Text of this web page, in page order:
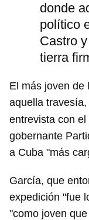
donde
político
Castro
tierra
El más joven de
aquella
entrevista con el
gobernante
a Cuba "más
García, que
expedición "fue
"como joven